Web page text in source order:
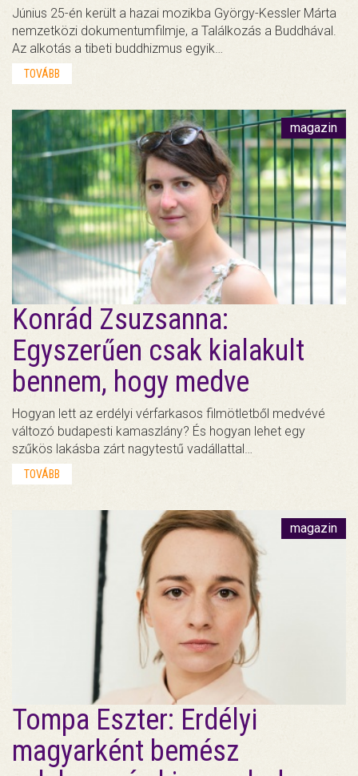
Június 25-én került a hazai mozikba György-Kessler Márta
nemzetközi dokumentumfilmje, a Találkozás a Buddhával.
Az alkotás a tibeti buddhizmus egyik…
TOVÁBB
magazin
Konrád Zsuzsanna:
Egyszerűen csak kialakult
bennem, hogy medve
Hogyan lett az erdélyi vérfarkasos filmötletből medvévé
változó budapesti kamaszlány? És hogyan lehet egy
szűkös lakásba zárt nagytestű vadállattal…
TOVÁBB
magazin
Tompa Eszter: Erdélyi
magyarként bemész